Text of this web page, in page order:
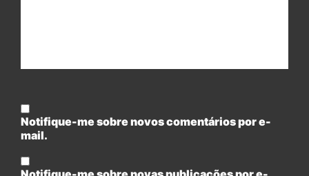
Notifique-me sobre novos comentários por e-
mail.